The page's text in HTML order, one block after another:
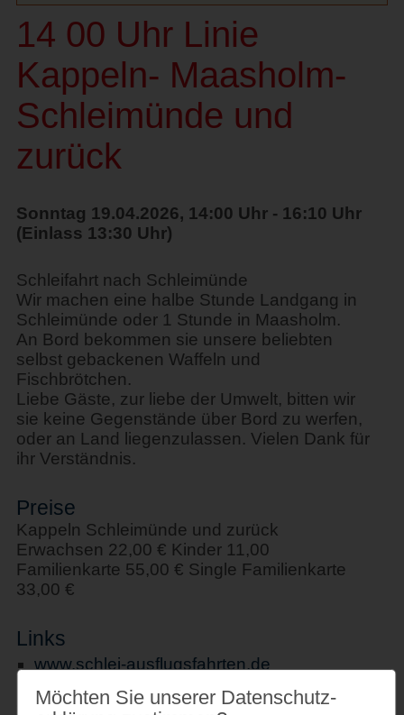
14 00 Uhr Linie
Kappeln- Maasholm-
Schleimünde und
zurück
Sonntag 19.04.2026, 14:00 Uhr - 16:10 Uhr
(Einlass 13:30 Uhr)
Schleifahrt nach Schleimünde
Wir machen eine halbe Stunde Landgang in
Schleimünde oder 1 Stunde in Maasholm.
An Bord bekommen sie unsere beliebten
selbst gebackenen Waffeln und
Fischbrötchen.
Liebe Gäste, zur liebe der Umwelt, bitten wir
sie keine Gegenstände über Bord zu werfen,
oder an Land liegenzulassen. Vielen Dank für
ihr Verständnis.
Preise
Kappeln Schleimünde und zurück
Erwachsen 22,00 € Kinder 11,00
Familienkarte 55,00 € Single Familienkarte
33,00 €
Links
www.schlei-ausflugsfahrten.de
Möchten Sie unserer Datenschutz­